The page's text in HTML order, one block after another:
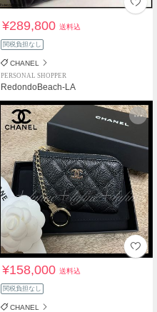
¥289,800送料込
関税負担なし
CHANEL
PERSONAL SHOPPER
RedondoBeach-LA
¥158,000送料込
関税負担なし
CHANEL